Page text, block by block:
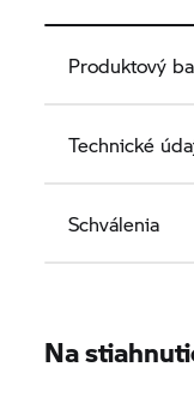
Produktový
Technické
Schválenia
Na